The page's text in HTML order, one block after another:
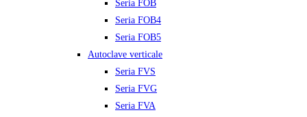
Seria FOB
Seria FOB4
Seria FOB5
Autoclave verticale
Seria FVS
Seria FVG
Seria FVA